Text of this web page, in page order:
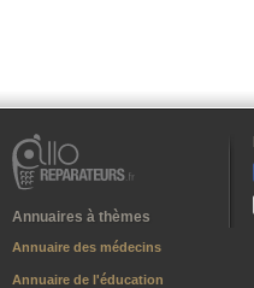
Annuaires à thèmes
Annuaire des médecins
Annuaire de l'éducation